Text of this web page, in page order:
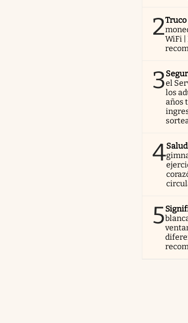
2Truco
WiFi |
3el
los
años
4Salud
5